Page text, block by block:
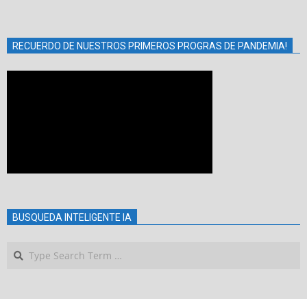
RECUERDO DE NUESTROS PRIMEROS PROGRAS DE PANDEMIA!
BUSQUEDA INTELIGENTE IA
Search